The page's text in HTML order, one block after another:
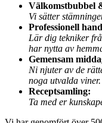
Välkomstbubbel
Vi sätter
Professionell
Lär dig tekniker
har nytta av
Gemensam
Ni njuter av de
noga utvalda viner.
Receptsamling:
Ta med er